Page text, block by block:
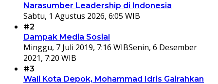
Narasumber Leadership di Indonesia
Sabtu, 1 Agustus 2026, 6:05 WIB
#2
Dampak Media Sosial
Minggu, 7 Juli 2019, 7:16 WIBSenin, 6 Desember
2021, 7:20 WIB
#3
Wali Kota Depok, Mohammad Idris Gairahkan